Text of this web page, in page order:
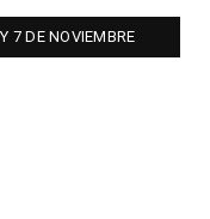
7 DE NOVIEMBRE